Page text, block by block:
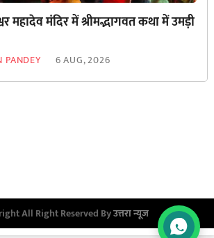
महादेव मंदिर में श्रीमद्भागवत कथा में उमड़ी
PANDEY 6 AUG, 2026
All Right Reserved Byउत्तरा न्यूज